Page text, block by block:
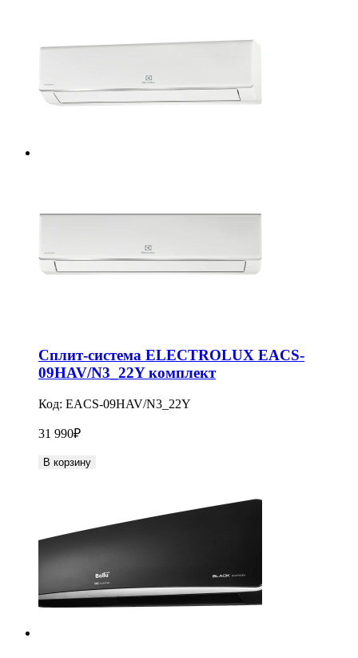
Сплит-система ELECTROLUX EACS-
09HAV/N3_22Y комплект
Код: EACS-09HAV/N3_22Y
31 990₽
В корзину